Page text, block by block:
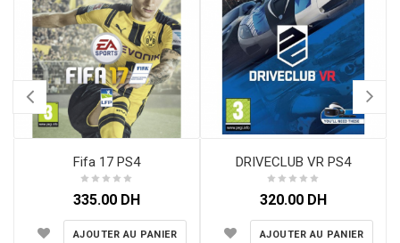
Fifa 17 PS4
335.00 DH
AJOUTER AU PANIER
DRIVECLUB VR PS4
320.00 DH
AJOUTER AU PANIER